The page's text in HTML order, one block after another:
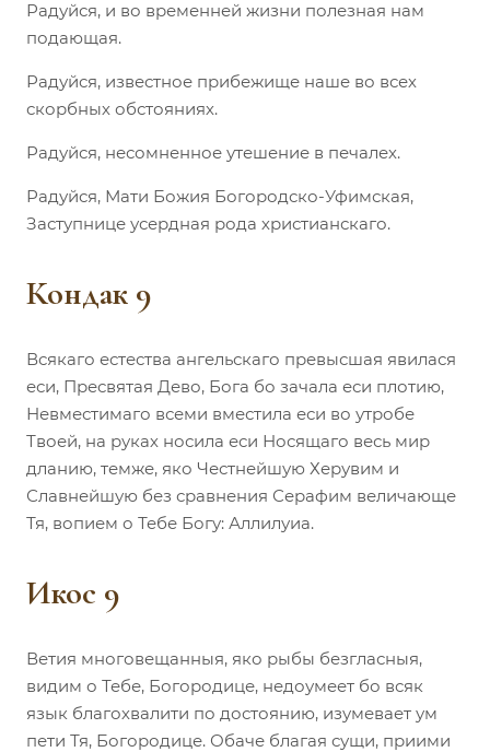
Радуйся, и во временней жизни полезная нам
подающая.
Радуйся, известное прибежище наше во всех
скорбных обстояниях.
Радуйся, несомненное утешение в печалех.
Радуйся, Мати Божия Богородско-Уфимская,
Заступнице усердная рода христианскаго.
Кондак 9
Всякаго естества ангельскаго превысшая явилася
еси, Пресвятая Дево, Бога бо зачала еси плотию,
Невместимаго всеми вместила еси во утробе
Твоей, на руках носила еси Носящаго весь мир
дланию, темже, яко Честнейшую Херувим и
Славнейшую без сравнения Серафим величающе
Тя, вопием о Тебе Богу: Аллилуиа.
Икос 9
Ветия многовещанныя, яко рыбы безгласныя,
видим о Тебе, Богородице, недоумеет бо всяк
язык благохвалити по достоянию, изумевает ум
пети Тя, Богородице. Обаче благая сущи, приими